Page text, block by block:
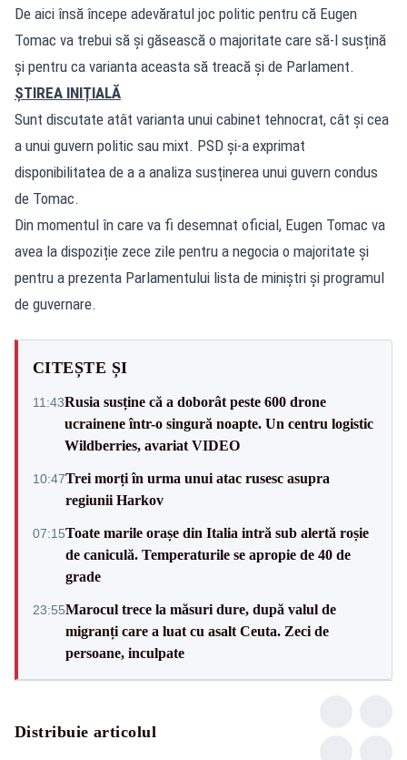
De aici însă începe adevăratul joc politic pentru că Eugen
Tomac va trebui să și găsească o majoritate care să-l susțină
și pentru ca varianta aceasta să treacă și de Parlament.
ȘTIREA INIȚIALĂ
Sunt discutate atât varianta unui cabinet tehnocrat, cât și cea
a unui guvern politic sau mixt. PSD și-a exprimat
disponibilitatea de a a analiza susținerea unui guvern condus
de Tomac.
Din momentul în care va fi desemnat oficial, Eugen Tomac va
avea la dispoziție zece zile pentru a negocia o majoritate și
pentru a prezenta Parlamentului lista de miniștri și programul
de guvernare.
CITEȘTE ȘI
11:43Rusia susține că a doborât peste 600 drone
ucrainene într-o singură noapte. Un centru logistic
Wildberries, avariat VIDEO
10:47Trei morți în urma unui atac rusesc asupra
regiunii Harkov
07:15Toate marile orașe din Italia intră sub alertă roșie
de caniculă. Temperaturile se apropie de 40 de
grade
23:55Marocul trece la măsuri dure, după valul de
migranți care a luat cu asalt Ceuta. Zeci de
persoane, inculpate
Distribuie articolul